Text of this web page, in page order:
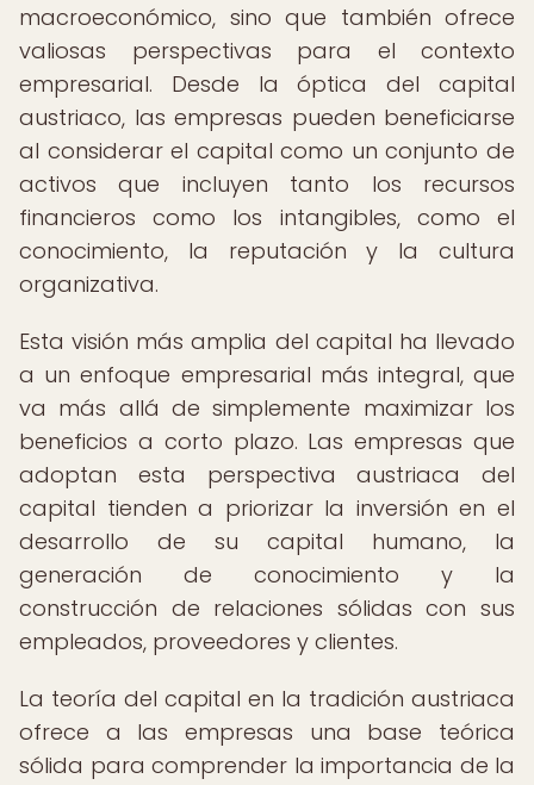
macroeconómico, sino que también ofrece
valiosas perspectivas para el contexto
empresarial. Desde la óptica del capital
austriaco, las empresas pueden beneficiarse
al considerar el capital como un conjunto de
activos que incluyen tanto los recursos
financieros como los intangibles, como el
conocimiento, la reputación y la cultura
organizativa.
Esta visión más amplia del capital ha llevado
a un enfoque empresarial más integral, que
va más allá de simplemente maximizar los
beneficios a corto plazo. Las empresas que
adoptan esta perspectiva austriaca del
capital tienden a priorizar la inversión en el
desarrollo de su capital humano, la
generación de conocimiento y la
construcción de relaciones sólidas con sus
empleados, proveedores y clientes.
La teoría del capital en la tradición austriaca
ofrece a las empresas una base teórica
sólida para comprender la importancia de la